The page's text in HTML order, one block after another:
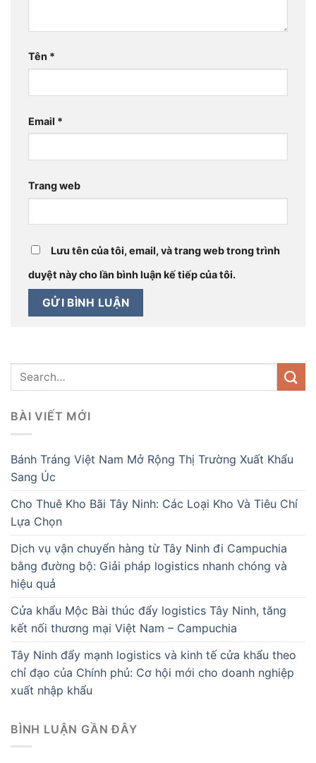
Tên *
Email *
Trang web
Lưu tên của tôi, email, và trang web trong trình
duyệt này cho lần bình luận kế tiếp của tôi.
BÀI VIẾT MỚI
Bánh Tráng Việt Nam Mở Rộng Thị Trường Xuất Khẩu
Sang Úc
Cho Thuê Kho Bãi Tây Ninh: Các Loại Kho Và Tiêu Chí
Lựa Chọn
Dịch vụ vận chuyển hàng từ Tây Ninh đi Campuchia
bằng đường bộ: Giải pháp logistics nhanh chóng và
hiệu quả
Cửa khẩu Mộc Bài thúc đẩy logistics Tây Ninh, tăng
kết nối thương mại Việt Nam – Campuchia
Tây Ninh đẩy mạnh logistics và kinh tế cửa khẩu theo
chỉ đạo của Chính phủ: Cơ hội mới cho doanh nghiệp
xuất nhập khẩu
BÌNH LUẬN GẦN ĐÂY